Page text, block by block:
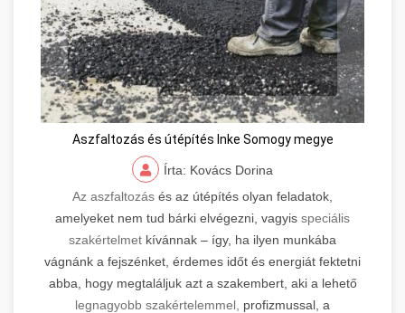
Aszfaltozás és útépítés Inke Somogy megye
Írta: Kovács Dorina
Az aszfaltozás és az útépítés olyan feladatok,
amelyeket nem tud bárki elvégezni, vagyis speciális
szakértelmet kívánnak – így, ha ilyen munkába
vágnánk a fejszénket, érdemes időt és energiát fektetni
abba, hogy megtaláljuk azt a szakembert, aki a lehető
legnagyobb szakértelemmel, profizmussal, a